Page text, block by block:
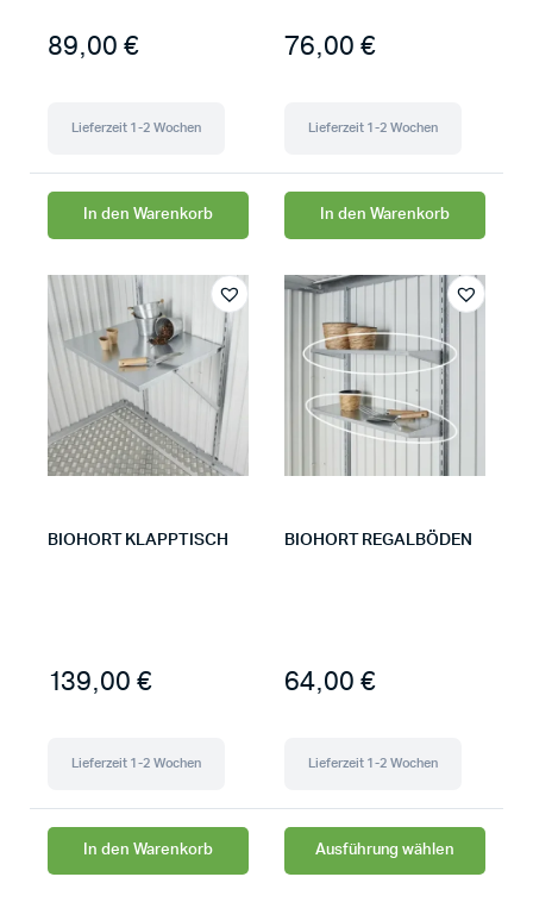
89,00 €
Lieferzeit 1-2 Wochen
In den Warenkorb
76,00 €
Lieferzeit 1-2 Wochen
In den Warenkorb
BIOHORT KLAPPTISCH
139,00 €
Lieferzeit 1-2 Wochen
In den Warenkorb
BIOHORT REGALBÖDEN
64,00 €
Lieferzeit 1-2 Wochen
Ausführung wählen